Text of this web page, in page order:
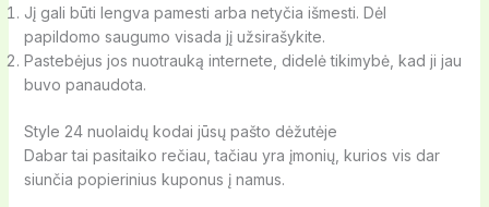
Jį gali būti lengva pamesti arba netyčia išmesti. Dėl
papildomo saugumo visada jį užsirašykite.
Pastebėjus jos nuotrauką internete, didelė tikimybė, kad ji jau
buvo panaudota.
Style 24 nuolaidų kodai jūsų pašto dėžutėje
Dabar tai pasitaiko rečiau, tačiau yra įmonių, kurios vis dar
siunčia popierinius kuponus į namus.